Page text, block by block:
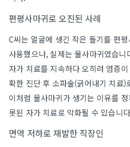
편평사마귀로 오진된 사례
C씨는 얼굴에 생긴 작은 돌기를 편
사용했으나, 실제는 물사마귀였습니
자가 치료를 지속하다 오히려 염증
확한 진단 후 소파술(긁어내기 치료)
이처럼 물사마귀가 생기는 이유를
못된 자가 치료로 악화될 수 있습니
면역 저하로 재발한 직장인